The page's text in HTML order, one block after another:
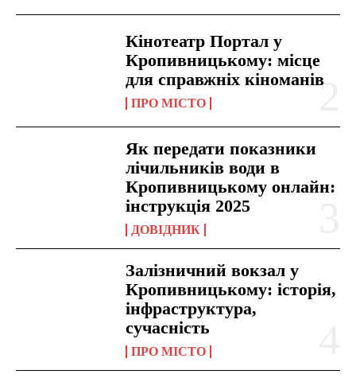
Кінотеатр Портал у
Кропивницькому: місце
для справжніх кіноманів
ПРО МІСТО
Як передати показники
лічильників води в
Кропивницькому онлайн:
інструкція 2025
ДОВІДНИК
Залізничний вокзал у
Кропивницькому: історія,
інфраструктура,
сучасність
ПРО МІСТО